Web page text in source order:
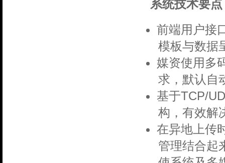
系统技术要点
前端用户接
模板与数据
媒资使用多
求，默认自
基于TCP/
构，有效解
在异地上传
管理结合起